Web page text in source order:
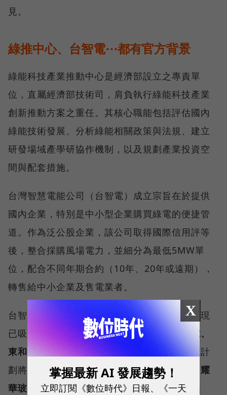
見。
綠推中心、台智電⋯都有官方背景
綠能科技產業推動中心是經濟部設立之專責單
位，直屬經濟部技術司，肩負執行綠能科技產業
創新推動方案之重任。其核心職能包括評估國內
綠能技術發展、分析綠能相關政策與法規、建立
研發場域產學研協作機制，以及規劃產業投資空
間與配套措施。
台灣智慧電能公司（台智電）成立宗旨在於提供
國內企業，特別是中小型企業購買綠電的便捷管
道。作為泛公股企業，該公司取得國際信用評等
後，整合採購風場電力，並細分為最低5MW單
位，配合不同年期合約（10年、20年或遠期），
轉售給中小企業及售電業者。
台智電在經濟部主導下由中鋼公司發起組建，現
已吸納
中鋼、中油、中華電信、日月光、聯電、
東和鋼鐵等六家企業共同參與營運；首輪增資計
劃將股東陣容擴展至十四家，新增台灣高鐵、耀
華玻璃、工研院、長春石化、東元集團、中美
X
掌握最新 AI 發展趨勢！
立即訂閱《數位時代》日報、《一天